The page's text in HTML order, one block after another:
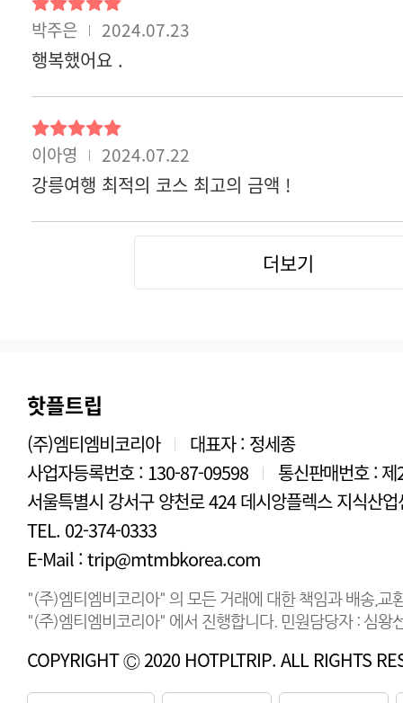
핫플트립
(주)엠티엠비코리아 |
대표자 : 정세종
사업자등록번호 : 130-87-09598
|
통신판매번호 :
서울특별시 강서구 양천로 424 데시앙플렉스 지식산
TEL. 02-374-0333
E-Mail : trip@mtmbkorea.com
"(주)엠티엠비코리아" 의 모든 거래에 대한 책임과 배송,교
"(주)엠티엠비코리아" 에서 진행합니다. 민원담당자 : 심
COPYRIGHT Ⓒ 2020 HOTPLTRIP. ALL RIGHTS